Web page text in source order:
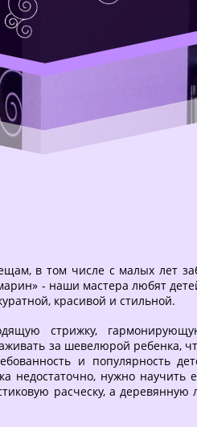
в том числе с малых лет
- наши мастера любят
красивой и стильной.
стрижку,
за шевелюрой ребенка,
и популярность
недостаточно, нужно научить
расческу, а деревянную